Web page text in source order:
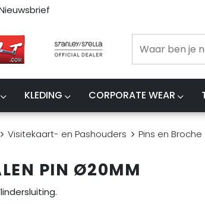
KLEDING CORPORATE WEAR
Visitekaart- en Pashouders Pins en Broche
PIN Ø20MM